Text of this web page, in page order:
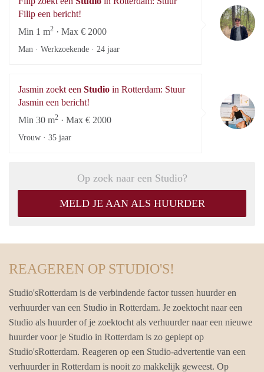
Filip een bericht!
Min 1 m2 · Max € 2000
Man · Werkzoekende · 24 jaar
Jasmin zoekt een Studio in Rotterdam: Stuur
Jasmin een bericht!
Min 30 m2 · Max € 2000
Vrouw · 35 jaar
Op zoek naar een Studio?
MELD JE AAN ALS HUURDER
REAGEREN OP STUDIO'S!
Studio'sRotterdam is de verbindende factor tussen huurder en
verhuurder van een Studio in Rotterdam. Je zoektocht naar een
Studio als huurder of je zoektocht als verhuurder naar een nieuwe
huurder voor je Studio in Rotterdam is zo gepiept op
Studio'sRotterdam. Reageren op een Studio-advertentie van een
verhuurder in Rotterdam is nooit zo makkelijk geweest. Op